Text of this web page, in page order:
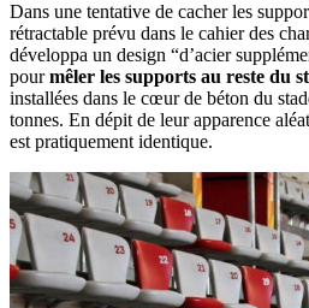
Dans une tentative de cacher les
rétractable prévu dans le cahier des
développa un design “d’acier
pourmêler les supports au reste du
installées dans le cœur de béton du
tonnes. En dépit de leur apparence
est pratiquement identique.